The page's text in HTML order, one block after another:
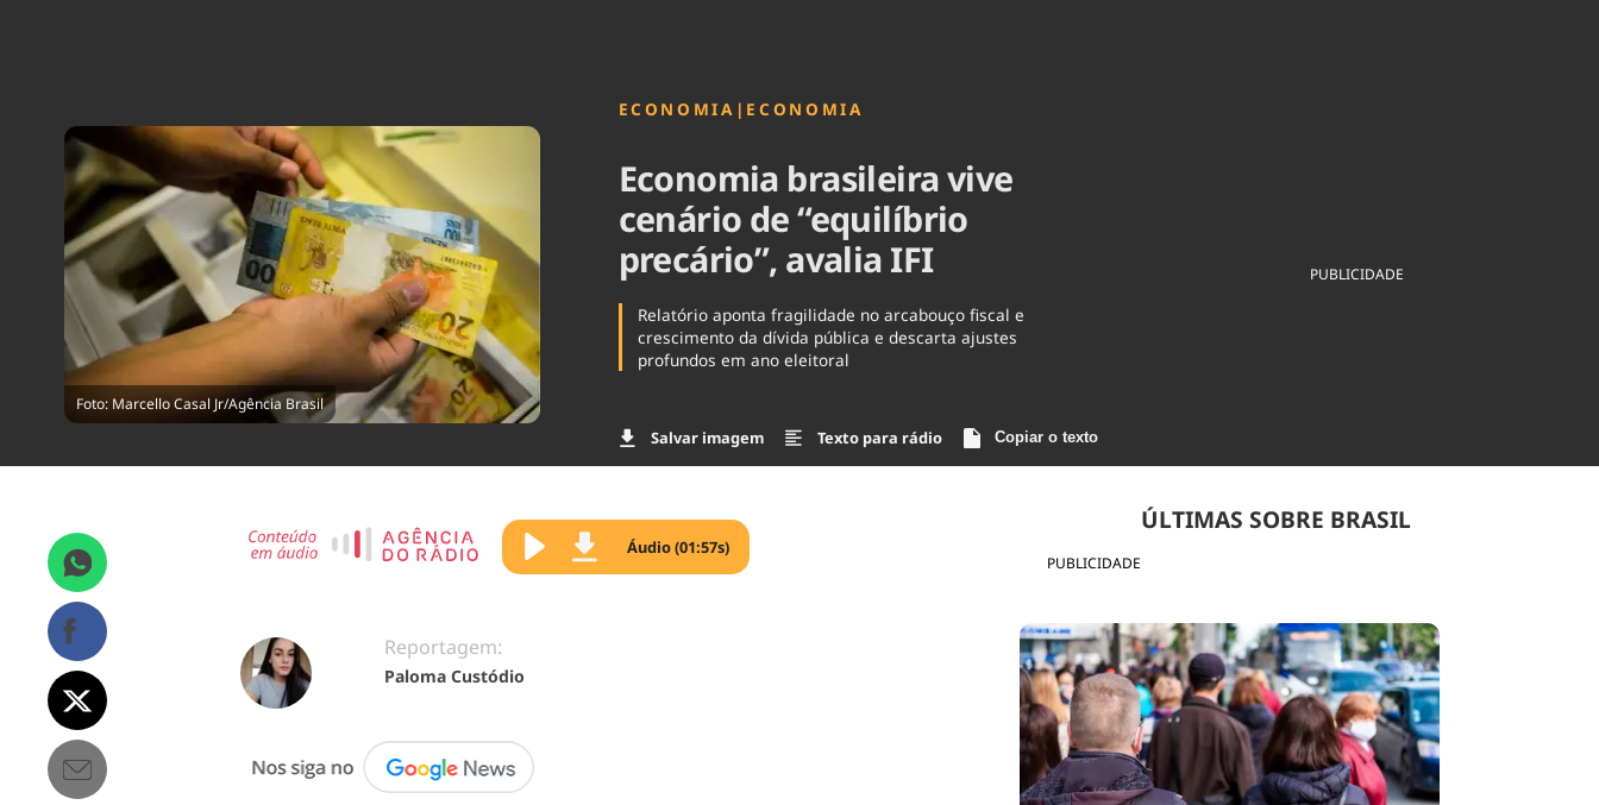
Brasil
Foto: Marcello Casal Jr/Agência Brasil
ECONOMIA | ECONOMIA
Economia brasileira vive
cenário de “equilíbrio
precário”, avalia IFI
Relatório aponta fragilidade no arcabouço fiscal e
crescimento da dívida pública e descarta ajustes
profundos em ano eleitoral
Salvar imagem Texto para rádio Copiar o texto
PUBLICIDADE
PUBLICIDADE
ÚLTIMAS SOBRE BRASIL
Áudio (01:57s)
Reportagem:
Paloma Custódio